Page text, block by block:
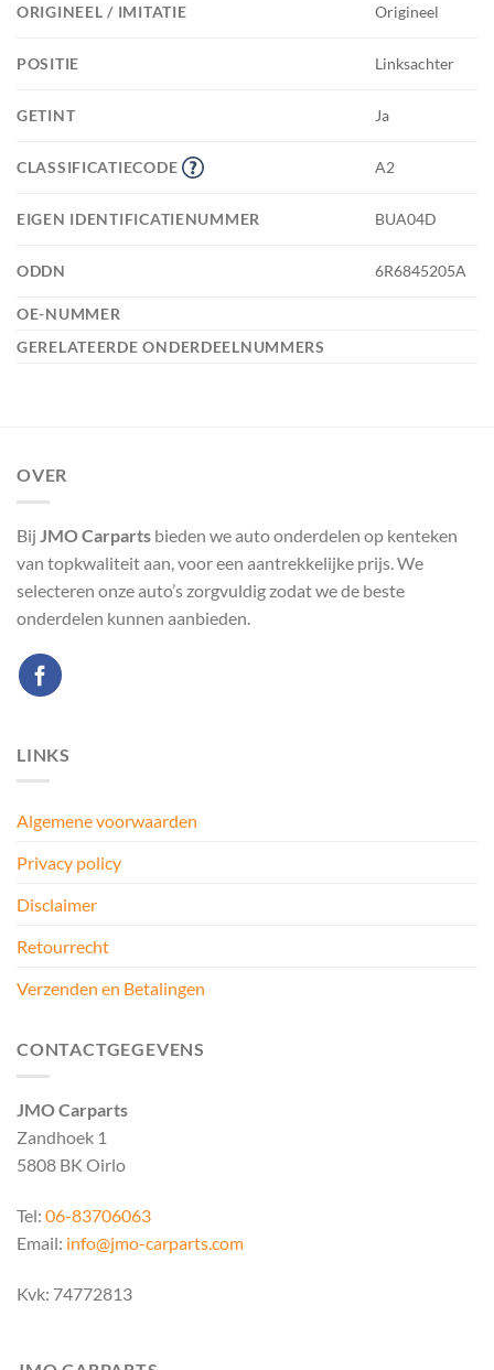
ORIGINEEL / IMITATIE Origineel
POSITIE Linksachter
GETINT Ja
CLASSIFICATIECODE A2
EIGEN IDENTIFICATIENUMMER BUA04D
ODDN 6R6845205A
OE-NUMMER
GERELATEERDE ONDERDEELNUMMERS
OVER
Bij JMO Carparts bieden we auto onderdelen op kenteken
van topkwaliteit aan, voor een aantrekkelijke prijs. We
selecteren onze auto’s zorgvuldig zodat we de beste
onderdelen kunnen aanbieden.
LINKS
Algemene voorwaarden
Privacy policy
Disclaimer
Retourrecht
Verzenden en Betalingen
CONTACTGEGEVENS
JMO Carparts
Zandhoek 1
5808 BK Oirlo
Tel: 06-83706063
Email: info@jmo-carparts.com
Kvk: 74772813